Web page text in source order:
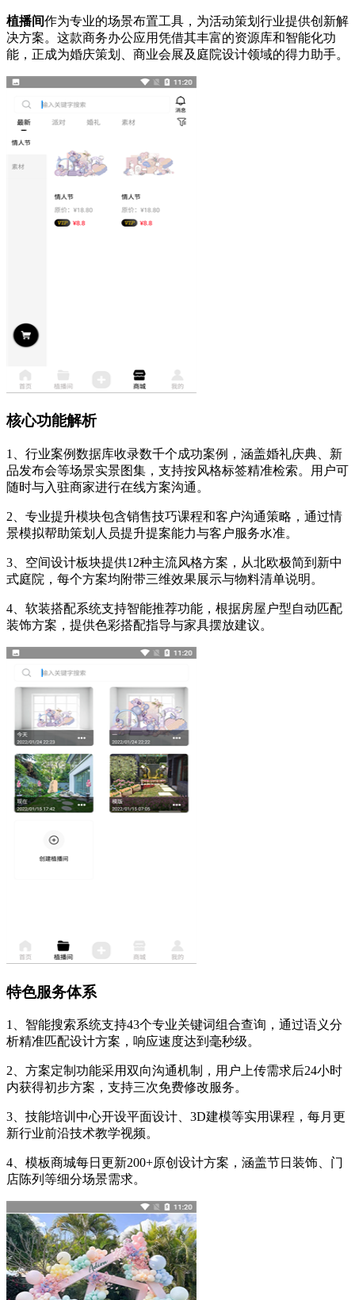
植播间作为专业的场景布置工具，为活动策划行业提供创新解
决方案。这款商务办公应用凭借其丰富的资源库和智能化功
能，正成为婚庆策划、商业会展及庭院设计领域的得力助手。
核心功能解析
1、行业案例数据库收录数千个成功案例，涵盖婚礼庆典、新
品发布会等场景实景图集，支持按风格标签精准检索。用户可
随时与入驻商家进行在线方案沟通。
2、专业提升模块包含销售技巧课程和客户沟通策略，通过情
景模拟帮助策划人员提升提案能力与客户服务水准。
3、空间设计板块提供12种主流风格方案，从北欧极简到新中
式庭院，每个方案均附带三维效果展示与物料清单说明。
4、软装搭配系统支持智能推荐功能，根据房屋户型自动匹配
装饰方案，提供色彩搭配指导与家具摆放建议。
特色服务体系
1、智能搜索系统支持43个专业关键词组合查询，通过语义分
析精准匹配设计方案，响应速度达到毫秒级。
2、方案定制功能采用双向沟通机制，用户上传需求后24小时
内获得初步方案，支持三次免费修改服务。
3、技能培训中心开设平面设计、3D建模等实用课程，每月更
新行业前沿技术教学视频。
4、模板商城每日更新200+原创设计方案，涵盖节日装饰、门
店陈列等细分场景需求。